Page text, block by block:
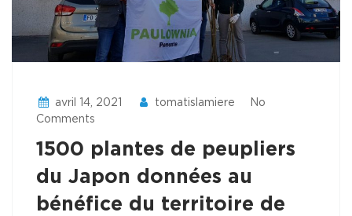
avril 14, 2021 tomatislamiere
No
Comments
1500 plantes de peupliers
du Japon données au
bénéfice du territoire de